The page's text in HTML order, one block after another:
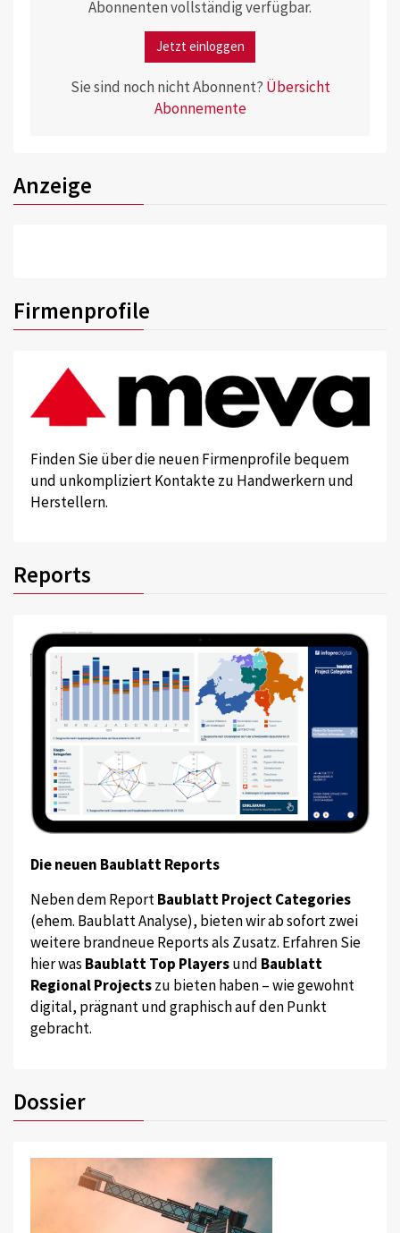
Abonnenten vollständig verfügbar.
Jetzt einloggen
Sie sind noch nicht Abonnent? Übersicht
Abonnemente
Anzeige
Firmenprofile
Finden Sie über die neuen Firmenprofile bequem
und unkompliziert Kontakte zu Handwerkern und
Herstellern.
Reports
Die neuen Baublatt Reports
Neben dem ReportBaublatt Project Categories
(ehem. Baublatt Analyse), bieten wir ab sofort zwei
weitere brandneue Reports als Zusatz. Erfahren Sie
hier was Baublatt Top Playersund Baublatt
Regional Projectszu bieten haben – wie gewohnt
digital, prägnant und graphisch auf den Punkt
gebracht.
Dossier